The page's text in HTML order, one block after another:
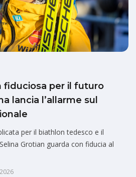
fiduciosa per il futuro
lancia l’allarme sul
per il biathlon tedesco e il
Grotian guarda con fiducia al